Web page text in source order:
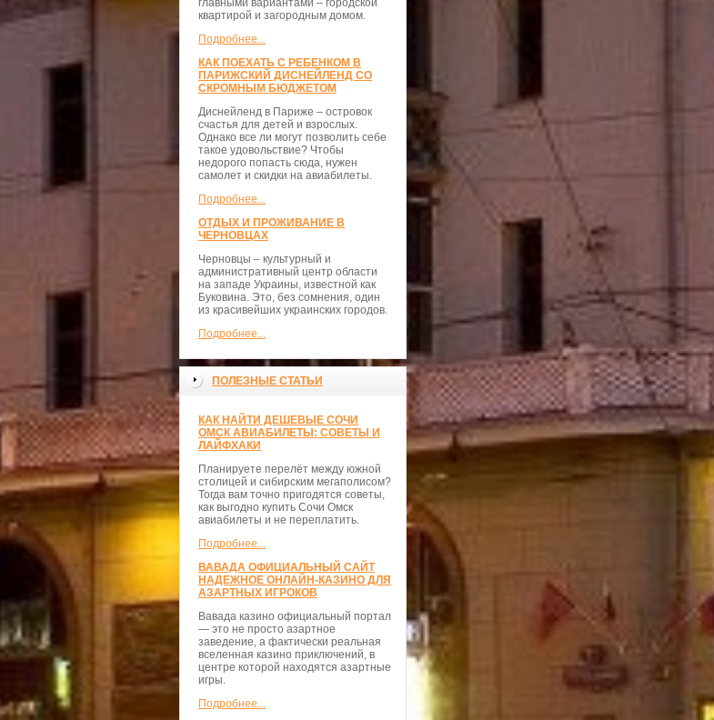
главными вариантами – городской
квартирой и загородным домом.
Подробнее...
КАК ПОЕХАТЬ С РЕБЕНКОМ В
ПАРИЖСКИЙ ДИСНЕЙЛЕНД СО
СКРОМНЫМ БЮДЖЕТОМ
Диснейленд в Париже – островок
счастья для детей и взрослых.
Однако все ли могут позволить себе
такое удовольствие? Чтобы
недорого попасть сюда, нужен
самолет и скидки на авиабилеты.
Подробнее...
ОТДЫХ И ПРОЖИВАНИЕ В
ЧЕРНОВЦАХ
Черновцы – культурный и
административный центр области
на западе Украины, известной как
Буковина. Это, без сомнения, один
из красивейших украинских городов.
Подробнее...
ПОЛЕЗНЫЕ СТАТЬИ
КАК НАЙТИ ДЕШЕВЫЕ СОЧИ
ОМСК АВИАБИЛЕТЫ: СОВЕТЫ И
ЛАЙФХАКИ
Планируете перелёт между южной
столицей и сибирским мегаполисом?
Тогда вам точно пригодятся советы,
как выгодно купить Сочи Омск
авиабилеты и не переплатить.
Подробнее...
ВАВАДА ОФИЦИАЛЬНЫЙ САЙТ
НАДЕЖНОЕ ОНЛАЙН-КАЗИНО ДЛЯ
АЗАРТНЫХ ИГРОКОВ
Вавада казино официальный портал
— это не просто азартное
заведение, а фактически реальная
вселенная казино приключений, в
центре которой находятся азартные
игры.
Подробнее...